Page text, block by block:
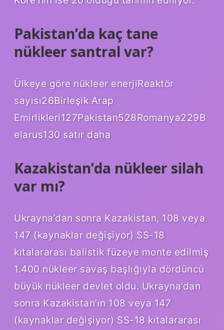
Pakistan’da kaç tane
nükleer santral var?
Ülkeye göre nükleer enerjiReaktör
sayısı26Birleşik Arap
Emirlikleri127Pakistan528Romanya229B
elarus130 satır daha
Kazakistan’da nükleer silah
var mı?
Ukrayna’dan sonra Kazakistan, 108 veya
147 (kaynaklar değişiyor) SS-18
kıtalararası balistik füzeye monte edilmiş
1.400 nükleer savaş başlığıyla dördüncü
büyük nükleer devlet oldu. Ukrayna’dan
sonra Kazakistan’ın 108 veya 147
(kaynaklar değişiyor) SS-18 kıtalararası